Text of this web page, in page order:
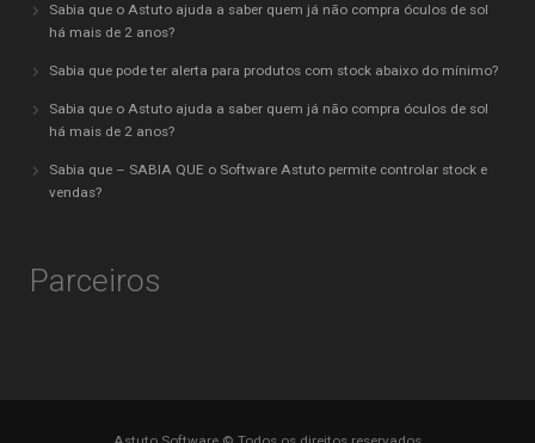
Sabia que o Astuto ajuda a saber quem já não compra óculos de sol
há mais de 2 anos?
Sabia que pode ter alerta para produtos com stock abaixo do mínimo?
Sabia que o Astuto ajuda a saber quem já não compra óculos de sol
há mais de 2 anos?
Sabia que – SABIA QUE o Software Astuto permite controlar stock e
vendas?
Parceiros